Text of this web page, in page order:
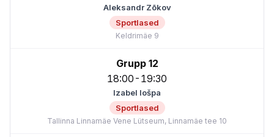
Sportlased
Aleksandr Zõkov
Keldrimäe 9
18:00-19:30
Grupp 12
Sportlased
Izabel Iošpa
Tallinna Linnamäe Vene Lütseum, Linnamäe tee 10